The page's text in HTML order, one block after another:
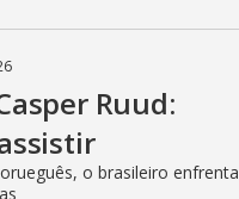
Ruud:
o brasileiro enfrenta